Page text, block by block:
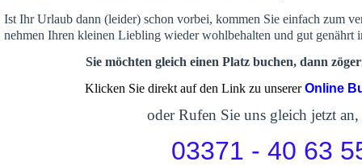
Ist Ihr Urlaub dann (leider) schon vorbei, kommen Sie einfach zum
nehmen Ihren kleinen Liebling wieder wohlbehalten und gut genährt
Sie möchten gleich einen Platz buchen, dann
Klicken Sie direkt auf den Link zu unsererOnline
oder Rufen Sie uns gleich jetzt an,
03371 - 40 63